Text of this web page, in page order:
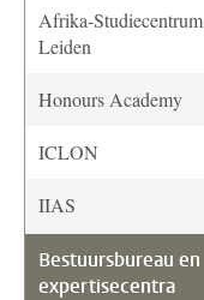
Afrika-Studiecentrum
Leiden
Honours Academy
ICLON
IIAS
Bestuursbureau en
expertisecentra